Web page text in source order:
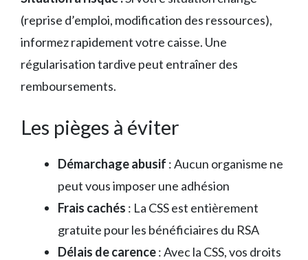
(reprise d’emploi, modification des ressources),
informez rapidement votre caisse. Une
régularisation tardive peut entraîner des
remboursements.
Les pièges à éviter
Démarchage abusif : Aucun organisme ne
peut vous imposer une adhésion
Frais cachés : La CSS est entièrement
gratuite pour les bénéficiaires du RSA
Délais de carence: Avec la CSS, vos droits